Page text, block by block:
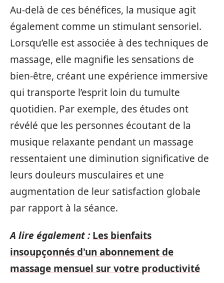
Au-delà de ces bénéfices, la musique agit
également comme un stimulant sensoriel.
Lorsqu’elle est associée à des techniques de
massage, elle magnifie les sensations de
bien-être, créant une expérience immersive
qui transporte l’esprit loin du tumulte
quotidien. Par exemple, des études ont
révélé que les personnes écoutant de la
musique relaxante pendant un massage
ressentaient une diminution significative de
leurs douleurs musculaires et une
augmentation de leur satisfaction globale
par rapport à la séance.
A lire également : Les bienfaits
insoupçonnés d'un abonnement de
massage mensuel sur votre productivité